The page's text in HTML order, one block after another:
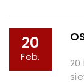
20
Feb.